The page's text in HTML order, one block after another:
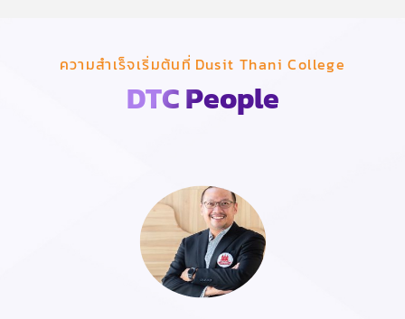
ความสำเร็จเริ่มต้นที่ Dusit Thani College
DTC People